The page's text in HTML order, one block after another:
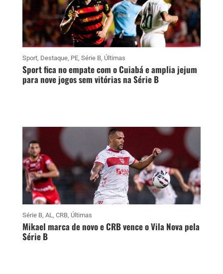
Sport, Destaque, PE, Série B, Últimas
Sport fica no empate com o Cuiabá e amplia jejum
para nove jogos sem vitórias na Série B
Série B, AL, CRB, Últimas
Mikael marca de novo e CRB vence o Vila Nova pela
Série B